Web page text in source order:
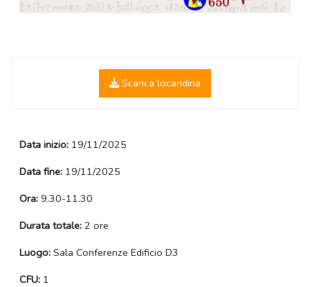
Scarica locandina
Data inizio: 19/11/2025
Data fine: 19/11/2025
Ora: 9.30-11.30
Durata totale: 2 ore
Luogo: Sala Conferenze Edificio D3
CFU: 1